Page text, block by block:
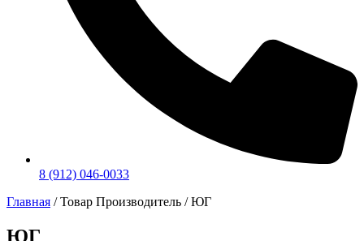
8 (912) 046-0033
Главная / Товар Производитель / ЮГ
ЮГ